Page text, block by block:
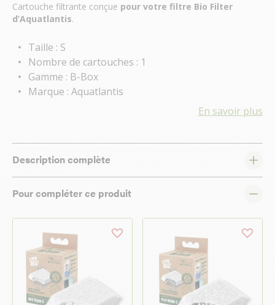
Cartouche filtrante conçue pour votre filtre Bio Filter
d’Aquatlantis.
Taille : S
Nombre de cartouches : 1
Gamme : B-Box
Marque : Aquatlantis
En savoir plus
Description complète
Pour compléter ce produit